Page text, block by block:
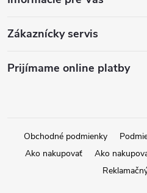
Zákaznícky servis
Prijímame online platby
Obchodné podmienky
Ako nakupovať
Ako